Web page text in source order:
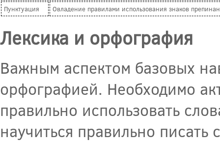
Пунктуация
Овладение правилами использования знаков
Лексика и орфография
Важным аспектом базовых
орфографией. Необходимо
правильно использовать
научиться правильно